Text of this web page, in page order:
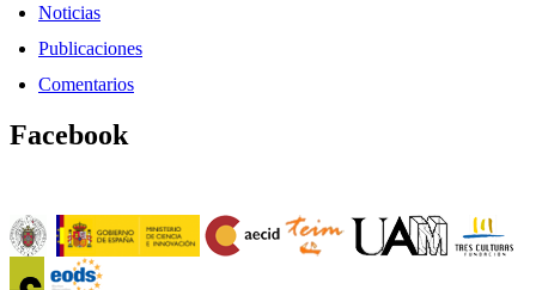
Noticias
Publicaciones
Comentarios
Facebook